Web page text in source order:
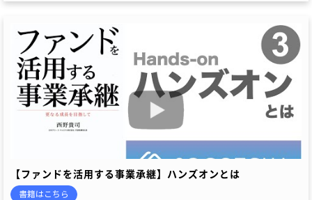
【ファンドを活用する事業承継】ハンズオンとは
書籍はこちら